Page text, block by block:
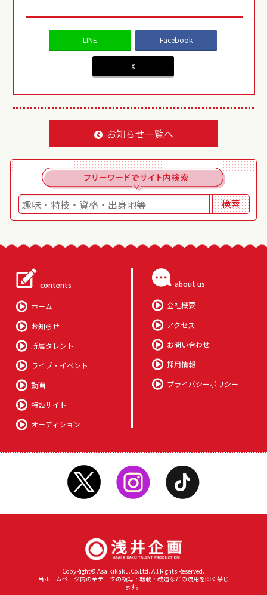
LINE Facebook
X
お知らせ一覧へ
contents
ホーム
お知らせ
所属タレント
ライブ・イベント
動画
特設サイト
オーディション
about us
会社概要
アクセス
お問い合わせ
採用情報
プライバシーポリシー
CopyRight© Asaikikaku.Co.Ltd. All Rights Reserved.
当ホームページ内の全データの複写・転載・改造などの流用を固く禁じ
ます。